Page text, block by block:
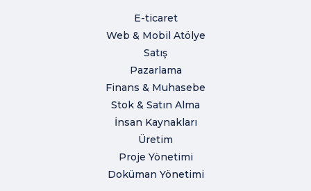
E-ticaret
Web & Mobil Atölye
Satış
Pazarlama
Finans & Muhasebe
Stok & Satın Alma
İnsan Kaynakları
Üretim
Proje Yönetimi
Doküman Yönetimi